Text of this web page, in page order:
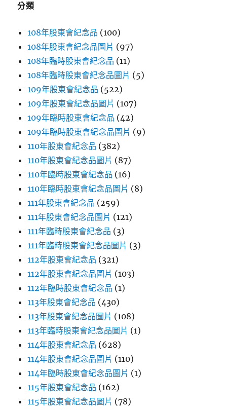
分類
108年股東會紀念品 (100)
108年股東會紀念品圖片 (97)
108年臨時股東會紀念品 (11)
108年臨時股東會紀念品圖片 (5)
109年股東會紀念品 (522)
109年股東會紀念品圖片 (107)
109年臨時股東會紀念品 (42)
109年臨時股東會紀念品圖片 (9)
110年股東會紀念品 (382)
110年股東會紀念品圖片 (87)
110年臨時股東會紀念品 (16)
110年臨時股東會紀念品圖片 (8)
111年股東會紀念品 (259)
111年股東會紀念品圖片 (121)
111年臨時股東會紀念品 (3)
111年臨時股東會紀念品圖片 (3)
112年股東會紀念品 (321)
112年股東會紀念品圖片 (103)
112年臨時股東會紀念品 (1)
113年股東會紀念品 (430)
113年股東會紀念品圖片 (108)
113年臨時股東會紀念品圖片 (1)
114年股東會紀念品 (628)
114年股東會紀念品圖片 (110)
114年臨時股東會紀念品圖片 (1)
115年股東會紀念品 (162)
115年股東會紀念品圖片 (78)